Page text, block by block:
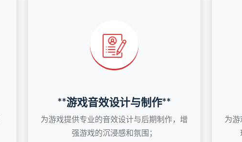
**游戏音效设计与制作**
为游戏提供专业的音效设计与后期制作，增
强游戏的沉浸感和氛围；
为